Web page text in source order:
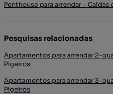
Penthouse para arrendar -
Pesquisas relacionadas
Apartamentos para arrendar 2-
Pigeiros
Apartamentos para arrendar 3-
Pigeiros